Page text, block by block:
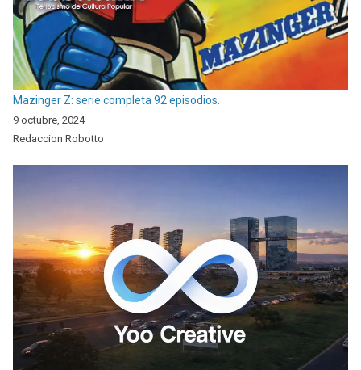
Mazinger Z: serie completa 92 episodios.
9 octubre, 2024
Redaccion Robotto